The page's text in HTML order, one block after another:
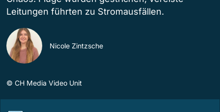
Leitungen führten zu Stromausfällen.
Nicole Zintzsche
© CH Media Video Unit